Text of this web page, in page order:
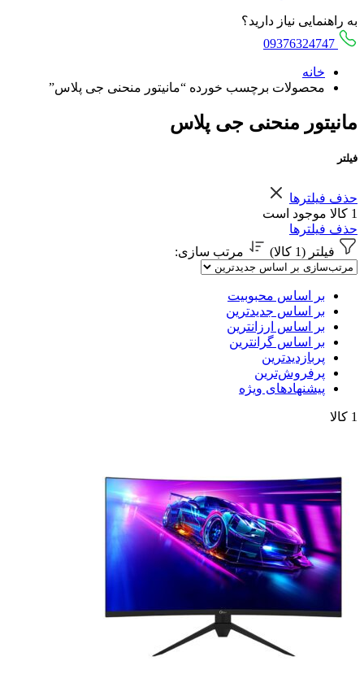
به راهنمایی نیاز دارید؟
خانه
محصولات برچسب خورده “مانیتور منحنی جی پلاس”
مانیتور منحنی جی پلاس
فیلتر
حذف فیلترها
1 کالا موجود است
حذف فیلترها
فیلتر (1 کالا)
مرتب سازی:
بر اساس محبوبیت
بر اساس جدیدترین
بر اساس ارزانترین
بر اساس گرانترین
پربازدیدترین
پرفروش‌ترین
پیشنهادهای ویژه
1 کالا